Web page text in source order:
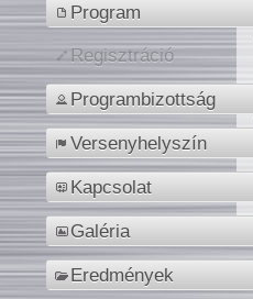
Program
Regisztráció
Programbizottság
Versenyhelyszín
Kapcsolat
Galéria
Eredmények